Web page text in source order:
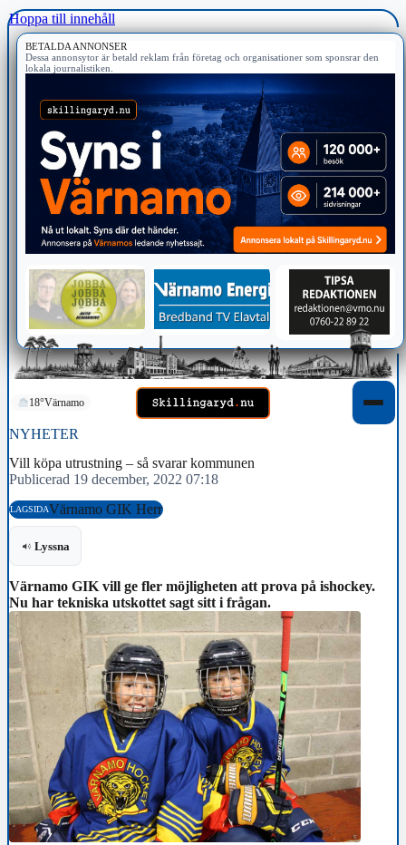
Hoppa till innehåll
BETALDA ANNONSER
Dessa annonsytor är betald reklam från företag och organisationer som sponsrar den
lokala journalistiken.
18°Värnamo
NYHETER
Vill köpa utrustning – så svarar kommunen
Publicerad 19 december, 2022 07:18
LAGSIDAVärnamo GIK Herr
Lyssna
Värnamo GIK vill ge fler möjligheten att prova på ishockey.
Nu har tekniska utskottet sagt sitt i frågan.